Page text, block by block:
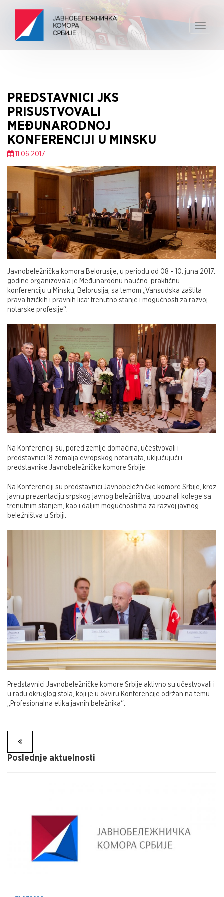
Toggle
PREDSTAVNICI JKS
PRISUSTVOVALI
MEĐUNARODNOJ
KONFERENCIJI U MINSKU
11.06.2017.
Javnobeležnička komora Belorusije, u periodu od 08 – 10. juna 2017.
godine organizovala je Međunarodnu naučno-praktičnu
konferenciju u Minsku, Belorusija, sa temom „Vansudska zaštita
prava fizičkih i pravnih lica: trenutno stanje i mogućnosti za razvoj
notarske profesije“.
Na Konferenciji su, pored zemlje domaćina, učestvovali i
predstavnici 18 zemalja evropskog notarijata, uključujući i
predstavnike Javnobeležničke komore Srbije.
Na Konferenciji su predstavnici Javnobeležničke komore Srbije, kroz
javnu prezentaciju srpskog javnog beležništva, upoznali kolege sa
trenutnim stanjem, kao i daljim mogućnostima za razvoj javnog
beležništva u Srbiji.
Predstavnici Javnobeležničke komore Srbije aktivno su učestvovali i
u radu okruglog stola, koji je u okviru Konferencije održan na temu
„Profesionalna etika javnih beležnika“.
Poslednje aktuelnosti